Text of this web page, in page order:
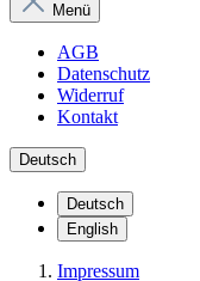
Menü
AGB
Datenschutz
Widerruf
Kontakt
Deutsch
Deutsch
English
Impressum